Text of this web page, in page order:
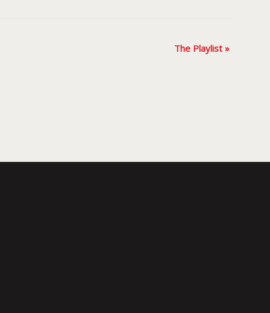
The Playlist »